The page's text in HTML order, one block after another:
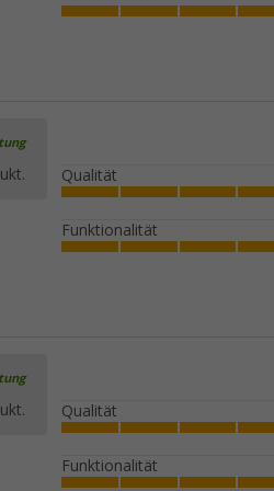
100,03€UVP107,- €
63,99€
Qualität
Funktionalität
Qualität
Funktionalität